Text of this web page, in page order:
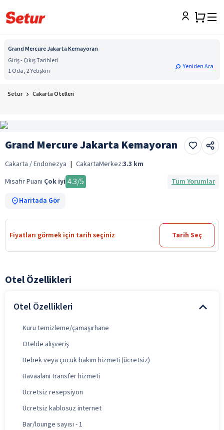
Grand Mercure Jakarta Kemayoran
Giriş - Çıkış Tarihleri
1 Oda, 2 Yetişkin
Yeniden Ara
Setur Cakarta Otelleri
Grand Mercure Jakarta Kemayoran
Cakarta / Endonezya | CakartaMerkez:3.3 km
Misafir Puanı Çok iyi 4.3/5
Tüm Yorumlar
Haritada Gör
Fiyatları görmek için tarih seçiniz Tarih Seç
Otel Özellikleri
Otel Özellikleri
Kuru temizleme/çamaşırhane
Otelde alışveriş
Bebek veya çocuk bakım hizmeti (ücretsiz)
Havaalanı transfer hizmeti
Ücretsiz resepsiyon
Ücretsiz kablosuz internet
Bar/lounge sayısı - 1